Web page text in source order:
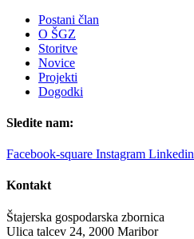
Postani član
O ŠGZ
Storitve
Novice
Projekti
Dogodki
Sledite nam:
Facebook-square Instagram Linkedin
Kontakt
Štajerska gospodarska zbornica
Ulica talcev 24, 2000 Maribor